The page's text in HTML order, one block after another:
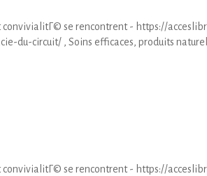
se rencontrent - https://
du-circuit/ , Soins efficaces, produits
se rencontrent - https://